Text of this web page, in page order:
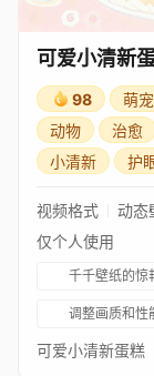
可爱小清新
98
萌宠
动物
治愈
小清新
护
视频格式 动态
仅个人使用
千千壁纸的惊
调整画质和性
可爱小清新蛋糕